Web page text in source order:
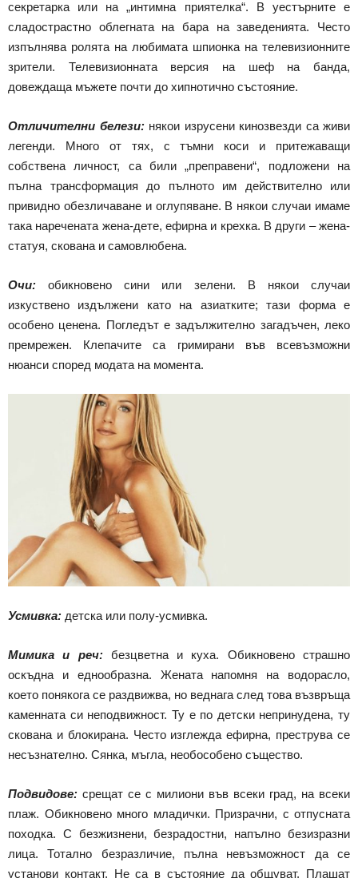
секретарка или на „интимна приятелка“. В уестърните е
сладострастно облегната на бара на заведенията. Често
изпълнява ролята на любимата шпионка на телевизионните
зрители. Телевизионната версия на шеф на банда,
довеждаща мъжете почти до хипнотично състояние.
Отличителни белези:някои изрусени кинозвезди са живи
легенди. Много от тях, с тъмни коси и притежаващи
собствена личност, са били „преправени“, подложени на
пълна трансформация до пълното им действително или
привидно обезличаване и оглупяване. В някои случаи имаме
така наречената жена-дете, ефирна и крехка. В други – жена-
статуя, скована и самовлюбена.
Очи: обикновено сини или зелени. В някои случаи
изкуствено издължени като на азиатките; тази форма е
особено ценена. Погледът е задължително загадъчен, леко
премрежен. Клепачите са гримирани във всевъзможни
нюанси според модата на момента.
Усмивка: детска или полу-усмивка.
Мимика и реч:безцветна и куха. Обикновено страшно
оскъдна и еднообразна. Жената напомня на водорасло,
което понякога се раздвижва, но веднага след това възвръща
каменната си неподвижност. Ту е по детски непринудена, ту
скована и блокирана. Често изглежда ефирна, преструва се
несъзнателно. Сянка, мъгла, необособено същество.
Подвидове: срещат се с милиони във всеки град, на всеки
плаж. Обикновено много младички. Призрачни, с отпусната
походка. С безжизнени, безрадостни, напълно безизразни
лица. Тотално безразличие, пълна невъзможност да се
установи контакт. Не са в състояние да общуват. Плашат